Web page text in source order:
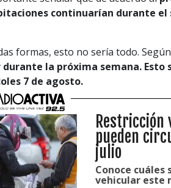
continuarían durante el
formas, esto no sería todo.
la próxima semana.
7 de agosto.
pueden
julio
Conoce
vehicular este